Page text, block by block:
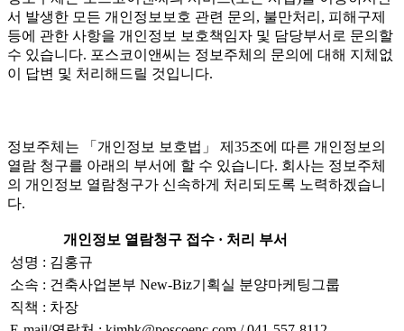
서 발생한 모든 개인정보보호 관련 문의, 불만처리, 피해구제
등에 관한 사항을 개인정보 보호책임자 및 담당부서로 문의할
수 있습니다. 포스코이앤씨는 정보주체의 문의에 대해 지체없
이 답변 및 처리해드릴 것입니다.
정보주체는 「개인정보 보호법」 제35조에 따른 개인정보의
열람 청구를 아래의 부서에 할 수 있습니다. 회사는 정보주체
의 개인정보 열람청구가 신속하게 처리되도록 노력하겠습니
다.
개인정보 열람청구 접수 · 처리 부서
성명 : 김홍규
소속 : 건축사업본부 New-Biz기획실 분양마케팅그룹
직책 : 차장